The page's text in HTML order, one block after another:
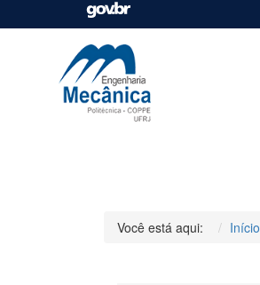
Você está aqui: Início